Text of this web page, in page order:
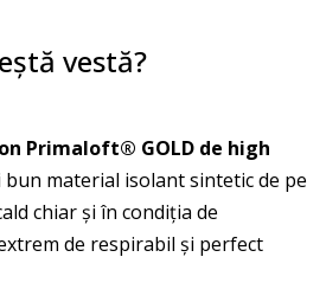
vestă?
Primaloft® GOLD de high
bun material isolant sintetic de pe
chiar și în condiția de
de respirabil și perfect